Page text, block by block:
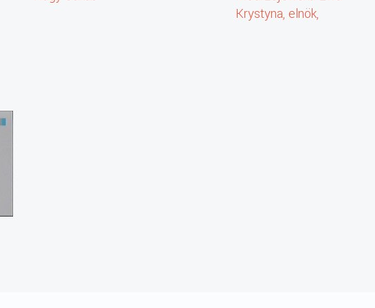
Krystyna, elnök,